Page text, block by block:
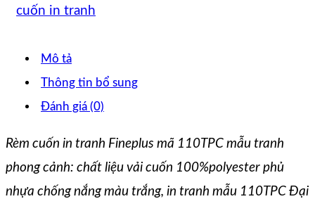
cuốn in tranh
Mô tả
Thông tin bổ sung
Đánh giá (0)
Rèm cuốn in tranh Fineplus mã 110TPC mẫu tranh
phong cảnh: chất liệu vải cuốn 100%polyester phủ
nhựa chống nắng màu trắng, in tranh mẫu 110TPC Đại